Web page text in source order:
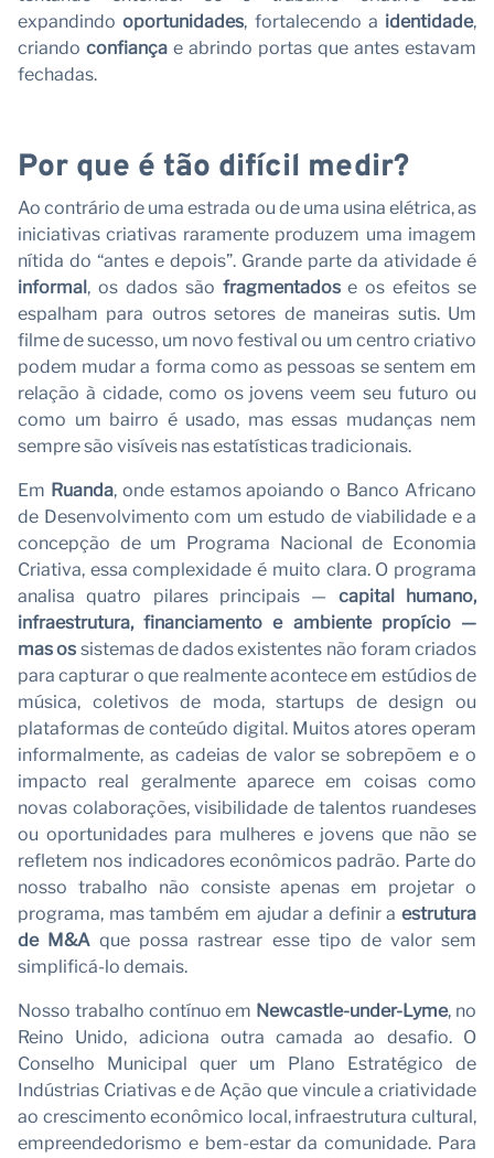
expandindooportunidades, fortalecendo a identidade,
criando confiança e abrindo portas que antes estavam
fechadas.
Por que é tão difícil medir?
Ao contrário de uma estrada ou de uma usina elétrica, as
iniciativas criativas raramente produzem uma imagem
nítida do “antes e depois”. Grande parte da atividade é
informal, os dados são fragmentadose os efeitos se
espalham para outros setores de maneiras sutis. Um
filme de sucesso, um novo festival ou um centro criativo
podem mudar a forma como as pessoas se sentem em
relação à cidade, como os jovens veem seu futuro ou
como um bairro é usado, mas essas mudanças nem
sempre são visíveis nas estatísticas tradicionais.
Em Ruanda, onde estamos apoiando o Banco Africano
de Desenvolvimento com um estudo de viabilidade e a
concepção de um Programa Nacional de Economia
Criativa, essa complexidade é muito clara. O programa
analisa quatro pilares principais — capital humano,
infraestrutura, financiamento e ambiente propício —
mas os sistemas de dados existentes não foram criados
para capturar o que realmente acontece em estúdios de
música, coletivos de moda, startups de design ou
plataformas de conteúdo digital. Muitos atores operam
informalmente, as cadeias de valor se sobrepõem e o
impacto real geralmente aparece em coisas como
novas colaborações, visibilidade de talentos ruandeses
ou oportunidades para mulheres e jovens que não se
refletem nos indicadores econômicos padrão. Parte do
nosso trabalho não consiste apenas em projetar o
programa, mas também em ajudar a definir a estrutura
de M&A que possa rastrear esse tipo de valor sem
simplificá-lo demais.
Nosso trabalho contínuo em Newcastle-under-Lyme, no
Reino Unido, adiciona outra camada ao desafio. O
Conselho Municipal quer um Plano Estratégico de
Indústrias Criativas e de Ação que vincule a criatividade
ao crescimento econômico local, infraestrutura cultural,
empreendedorismo e bem-estar da comunidade. Para